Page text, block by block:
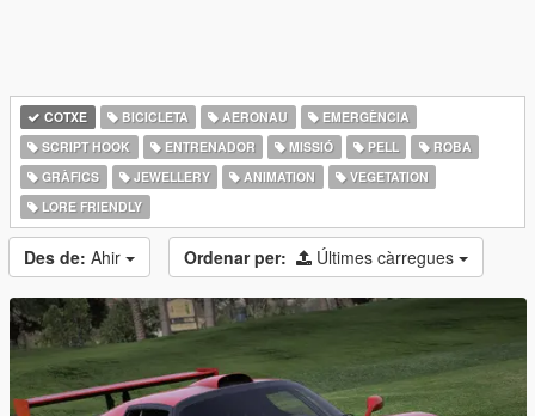
COTXE BICICLETA AERONAU
EMERGÈNCIA
SCRIPT HOOK
ENTRENADOR MISSIÓ PELL
ROBA
GRÀFICS
JEWELLERY ANIMATION
VEGETATION
LORE FRIENDLY
Des de: Ahir Ordenar per: Últimes càrregues